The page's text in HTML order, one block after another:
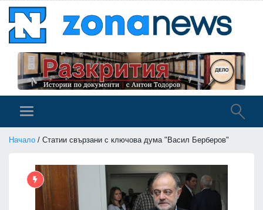
Начало / Статии свързани с ключова дума "Васил Берберов"